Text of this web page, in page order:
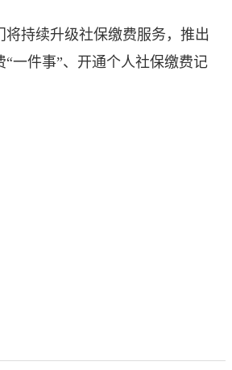
持续升级社保缴费服务，推出
一件事”、开通个人社保缴费记